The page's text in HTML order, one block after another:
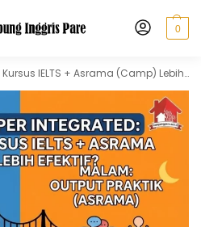
0
IELTS + Asrama (Camp) Lebih Efektif?